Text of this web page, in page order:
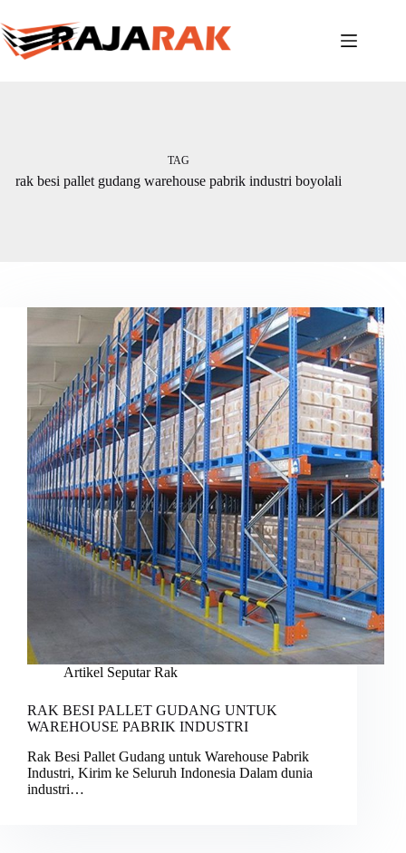
to
content
TAG
rak besi pallet gudang warehouse pabrik industri boyolali
Artikel Seputar Rak
RAK BESI PALLET GUDANG UNTUK
WAREHOUSE PABRIK INDUSTRI
Rak Besi Pallet Gudang untuk Warehouse Pabrik
Industri, Kirim ke Seluruh Indonesia Dalam dunia
industri…